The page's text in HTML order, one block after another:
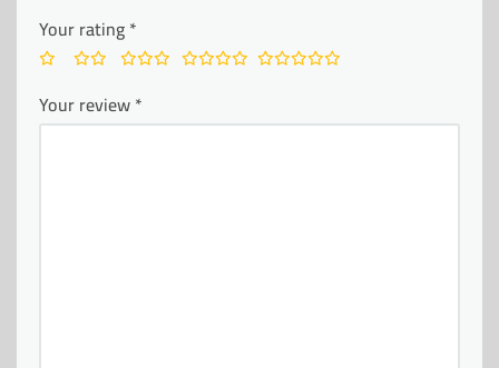
Your rating*
Your review*